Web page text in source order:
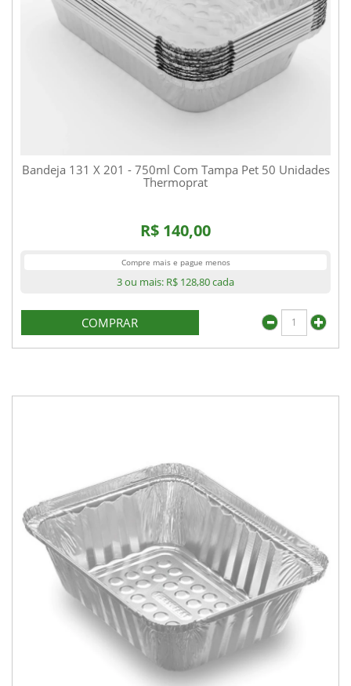
Bandeja 131 X 201 - 750ml Com Tampa Pet 50 Unidades
Thermoprat
R$ 140,00
Compre mais e pague menos
3 ou mais: R$ 128,80cada
COMPRAR